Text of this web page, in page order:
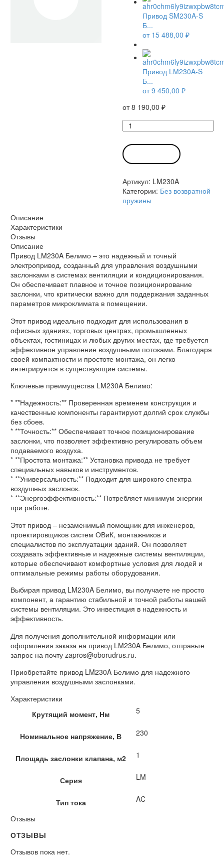
Привод SM230A-S
Б...
от 15 488,00 ₽
Привод LM230A-S
Б...
от9 450,00 ₽
от8 190,00 ₽
Количество
товара
Привод
LM230A
Белимо
Артикул: LM230A
Категории: Без возвратной
пружины
Описание
Характеристики
Отзывы
Описание
Привод LM230A Белимо – это надежный и точный
электропривод, созданный для управления воздушными
заслонками в системах вентиляции и кондиционирования.
Он обеспечивает плавное и точное позиционирование
заслонки, что критически важно для поддержания заданных
параметров микроклимата в помещении.
Этот привод идеально подходит для использования в
офисных зданиях, торговых центрах, промышленных
объектах, гостиницах и любых других местах, где требуется
эффективное управление воздушными потоками. Благодаря
своей компактности и простоте монтажа, он легко
интегрируется в существующие системы.
Ключевые преимущества LM230A Белимо:
* **Надежность:** Проверенная временем конструкция и
качественные компоненты гарантируют долгий срок службы
без сбоев.
* **Точность:** Обеспечивает точное позиционирование
заслонки, что позволяет эффективно регулировать объем
подаваемого воздуха.
* **Простота монтажа:** Установка привода не требует
специальных навыков и инструментов.
* **Универсальность:** Подходит для широкого спектра
воздушных заслонок.
* **Энергоэффективность:** Потребляет минимум энергии
при работе.
Этот привод – незаменимый помощник для инженеров,
проектировщиков систем ОВиК, монтажников и
специалистов по эксплуатации зданий. Он позволяет
создавать эффективные и надежные системы вентиляции,
которые обеспечивают комфортные условия для людей и
оптимальные режимы работы оборудования.
Выбирая привод LM230A Белимо, вы получаете не просто
компонент, а гарантию стабильной и точной работы вашей
системы вентиляции. Это инвестиция в надежность и
эффективность.
Для получения дополнительной информации или
оформления заказа на привод LM230A Белимо, отправьте
запрос на почту zapros@oborudrus.ru.
Приобретайте привод LM230A Белимо для надежного
управления воздушными заслонками.
Характеристики
Крутящий момент, Нм
5
Номинальное напряжение, В 230
Площадь заслонки клапана, м2 1
Серия LM
Тип тока
AC
Отзывы
ОТЗЫВЫ
Отзывов пока нет.